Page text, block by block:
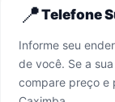
📍Telefone
Informe seu
de você. Se a
compare preço e